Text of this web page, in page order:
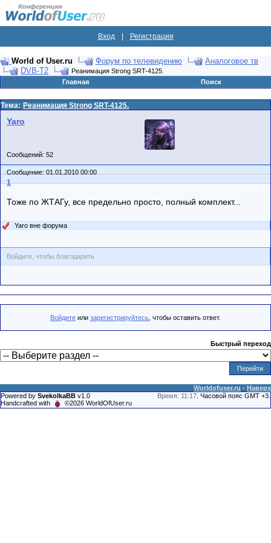
Вход Регистрация
World of User.ru Форум по телевидению
Аналоговое тв
DVB-T2
Реанимация Strong SRT-4125.
Главная
Поиск
Тема: Реанимация Strong SRT-4125.
Yaro
Сообщений: 52
Сообщение: 01.01.2010 00:00
1
Тоже по ЖТАГу, все предельно просто, полный комплект...
Yaro вне форума
Войдите, чтобы благодарить
Войдите или зарегистрируйтесь , чтобы оставить ответ.
Быстрый переход
Worldofuser.ru - Наверх
Powered by SvekolkaBB v1.0
Handcrafted with
©2026 WorldOfUser.ru
Время: 11:17 . Часовой пояс GMT +3.